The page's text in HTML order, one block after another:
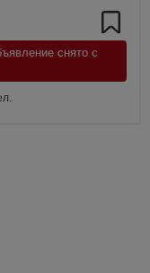
снято с